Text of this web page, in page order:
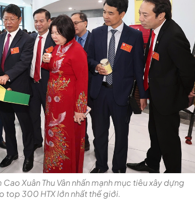
Xuân Thu Vân nhấn mạnh mục tiêu xây dựng
top 300 HTX lớn nhất thế giới.